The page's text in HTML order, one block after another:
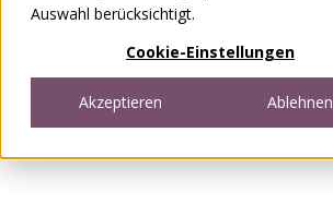
Auswahl berücksichtigt.
Cookie-Einstellungen
Akzeptieren Ablehnen